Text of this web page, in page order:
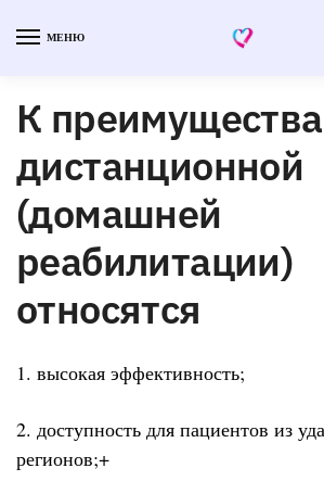
МЕНЮ
К
дистанционной
(домашней
реабилитации)
относятся
1. высокая эффективность;
2. доступность для пациентов из
регионов;+